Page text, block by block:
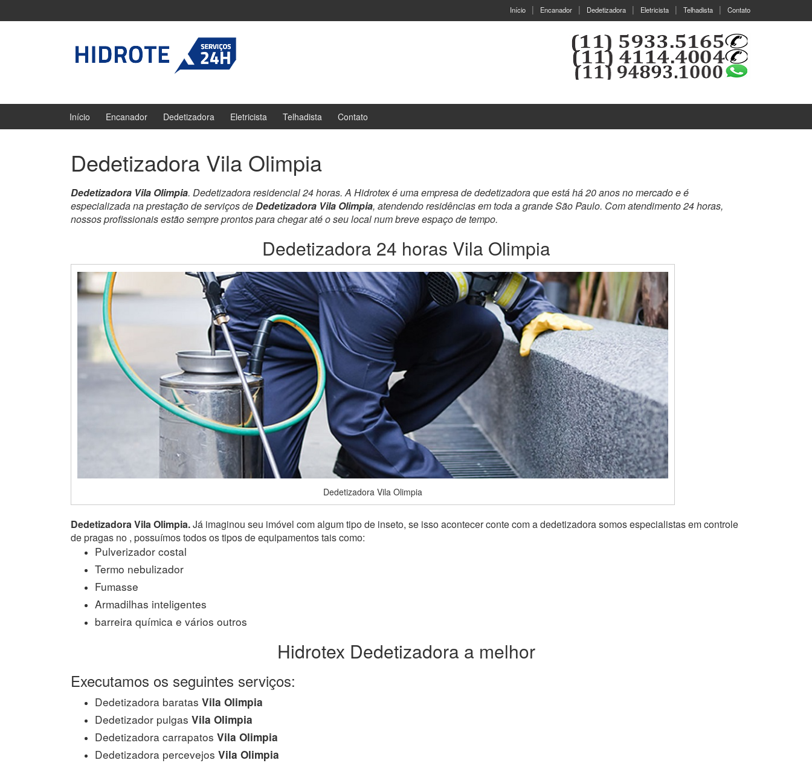
Início Encanador Dedetizadora Eletricista Telhadista Contato
Início Encanador Dedetizadora Eletricista Telhadista Contato
Dedetizadora Vila Olimpia
Dedetizadora Vila Olimpia. Dedetizadora residencial 24 horas. A Hidrotex é uma empresa de dedetizadora que está há 20 anos no mercado e é
especializada na prestação de serviços deDedetizadora Vila Olimpia, atendendo residências em toda a grande São Paulo. Com atendimento 24 horas,
nossos profissionais estão sempre prontos para chegar até o seu local num breve espaço de tempo.
Dedetizadora 24 horas Vila Olimpia
Dedetizadora Vila Olimpia
Dedetizadora Vila Olimpia.Já imaginou seu imóvel com algum tipo de inseto, se isso acontecer conte com a dedetizadora somos especialistas em controle
de pragas no , possuímos todos os tipos de equipamentos tais como:
Pulverizador costal
Termo nebulizador
Fumasse
Armadilhas inteligentes
barreira química e vários outros
Hidrotex Dedetizadora a melhor
Executamos os seguintes serviços:
Dedetizadora baratas Vila Olimpia
Dedetizador pulgas Vila Olimpia
Dedetizadora carrapatos Vila Olimpia
Dedetizadora percevejos Vila Olimpia